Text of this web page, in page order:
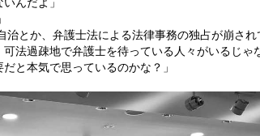
治とか、弁護士法による法律事務の独占が崩され
法過疎地で弁護士を待っている人々がいるじゃ
と本気で思っているのかな？」